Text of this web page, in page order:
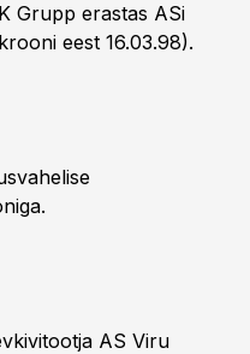
Grupp erastas ASi
eest 16.03.98).
AS Viru